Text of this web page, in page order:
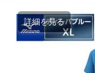
詳細を見る